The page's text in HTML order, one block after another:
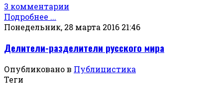
3 комментарии
Подробнее ...
Понедельник, 28 марта 2016 21:46
Делители-разделители русского мира
Опубликовано в Публицистика
Теги